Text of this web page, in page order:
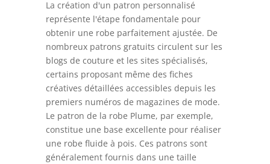
La création d'un patron personnalisé
représente l'étape fondamentale pour
obtenir une robe parfaitement ajustée. De
nombreux patrons gratuits circulent sur les
blogs de couture et les sites spécialisés,
certains proposant même des fiches
créatives détaillées accessibles depuis les
premiers numéros de magazines de mode.
Le patron de la robe Plume, par exemple,
constitue une base excellente pour réaliser
une robe fluide à pois. Ces patrons sont
généralement fournis dans une taille